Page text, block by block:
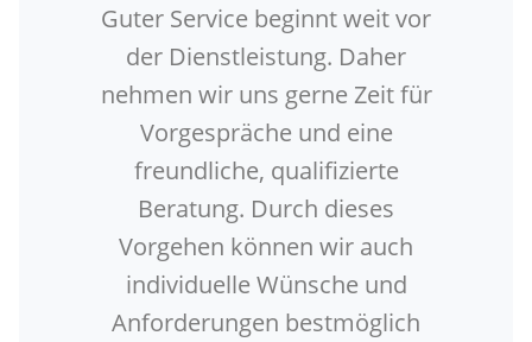
Guter Service beginnt weit vor
der Dienstleistung. Daher
nehmen wir uns gerne Zeit für
Vorgespräche und eine
freundliche, qualifizierte
Beratung. Durch dieses
Vorgehen können wir auch
individuelle Wünsche und
Anforderungen bestmöglich